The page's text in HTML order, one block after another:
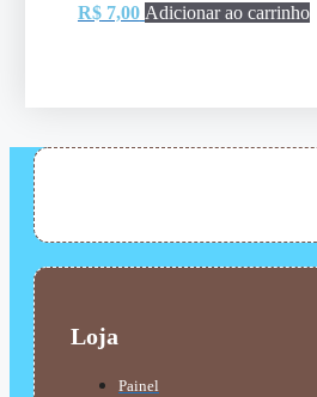
R$7,00 Adicionar ao carrinho
Loja
Painel